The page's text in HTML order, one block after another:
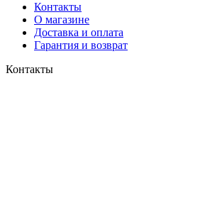
Контакты
О магазине
Доставка и оплата
Гарантия и возврат
Контакты